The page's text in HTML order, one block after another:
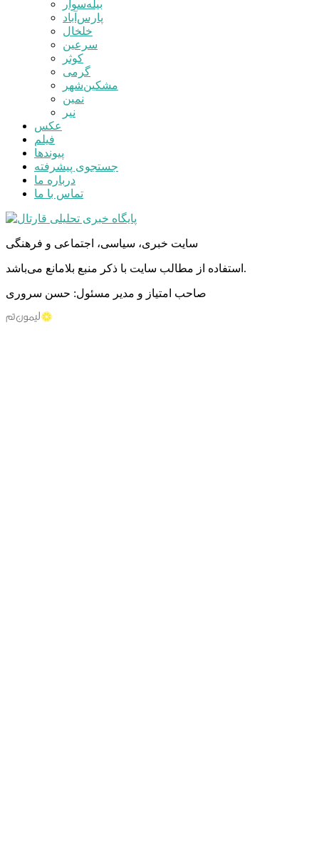
بیله‌سوار
پارس‌آباد
خلخال
سرعین
کوثر
گرمی
مشکین‌شهر
نمین
نیر
عکس
فیلم
پیوندها
جستجوی پیشرفته
درباره ما
تماس با ما
سایت خبری، سیاسی، اجتماعی و فرهنگی
استفاده از مطالب سایت با ذکر منبع بلامانع می‌باشد.
صاحب امتیاز و مدیر مسئول: حسن سروری